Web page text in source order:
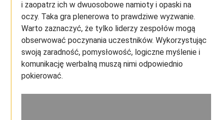
i zaopatrz ich w dwuosobowe namioty i opaski na
oczy. Taka gra plenerowa to prawdziwe wyzwanie.
Warto zaznaczyć, że tylko liderzy zespołów mogą
obserwować poczynania uczestników. Wykorzystując
swoją zaradność, pomysłowość, logiczne myślenie i
komunikację werbalną muszą nimi odpowiednio
pokierować.